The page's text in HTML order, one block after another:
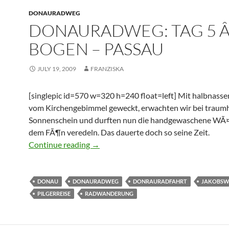
DONAURADWEG
DONAURADWEG: TAG 5
BOGEN – PASSAU
JULY 19, 2009 FRANZISKA
[singlepic id=570 w=320 h=240 float=left] Mit
vom Kirchengebimmel geweckt, erwachten wir bei
Sonnenschein und durften nun die handgewaschene
dem FÃ¶n veredeln. Das dauerte doch so seine Zeit.
Continue reading Donauradweg: Tag 5 â€“ Bogen –
→
DONAU DONAURADWEG DONRAURADFAHRT
PILGERREISE
RADWANDERUNG